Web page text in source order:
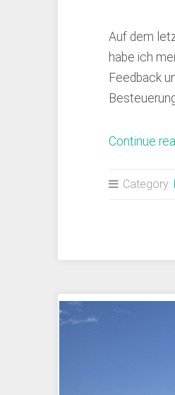
Auf dem
habe ich
Feedback
Continue
Category: